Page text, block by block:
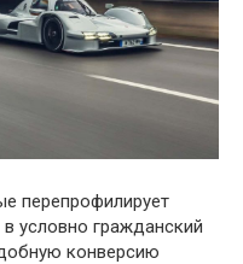
перепрофилирует
условно гражданский
конверсию